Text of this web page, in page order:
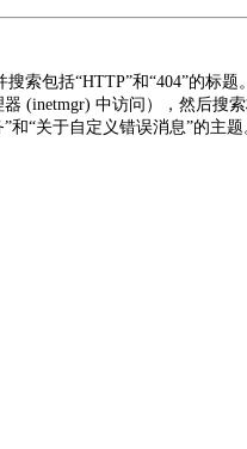
搜索包括“HTTP”和“404”的标题
(inetmgr) 中访问），然后搜
和“关于自定义错误消息”的主题